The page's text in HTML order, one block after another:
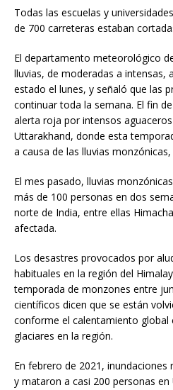
Todas las escuelas y
de 700 carreteras estaban
El departamento meteorológico
lluvias, de moderadas a intensas,
estado el lunes, y señaló que las
continuar toda la semana. El fin
alerta roja por intensos
Uttarakhand, donde esta
a causa de las lluvias
El mes pasado, lluvias
más de 100 personas en dos
norte de India, entre ellas
afectada.
Los desastres provocados por
habituales en la región del
temporada de monzones entre
científicos dicen que se están
conforme el calentamiento global
glaciares en la región.
En febrero de 2021,
y mataron a casi 200 personas en